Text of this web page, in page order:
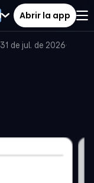
Abrir la app
31 de jul. de 2026·